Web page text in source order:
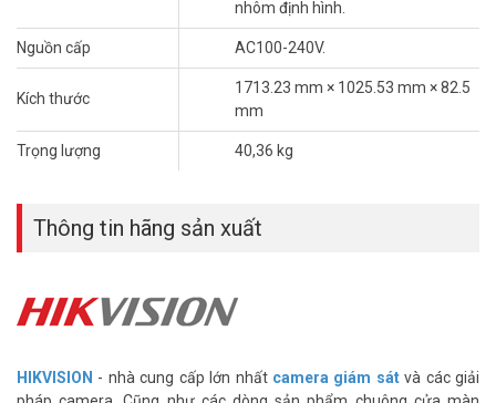
nhôm định hình.
Nguồn cấp AC100-240V.
Kích thước
1713.23 mm × 1025.53 mm × 82.5
mm
Trọng lượng 40,36 kg
Thông tin hãng sản xuất
HIKVISION - nhà cung cấp lớn nhất camera giám sátvà các giải